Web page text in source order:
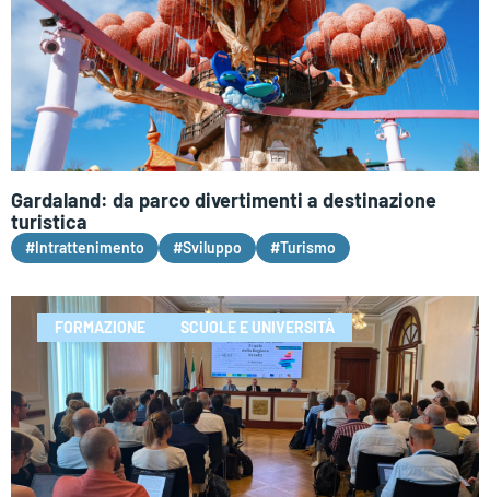
Gardaland: da parco divertimenti a destinazione
turistica
#Intrattenimento #Sviluppo #Turismo
FORMAZIONE SCUOLE E UNIVERSITÀ